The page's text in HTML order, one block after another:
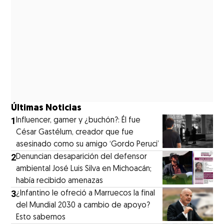
Últimas Noticias
1Influencer, gamer y ¿buchón?: Él fue
César Gastélum, creador que fue
asesinado como su amigo ‘Gordo Peruci’
2Denuncian desaparición del defensor
ambiental José Luis Silva en Michoacán;
había recibido amenazas
3¿Infantino le ofreció a Marruecos la final
del Mundial 2030 a cambio de apoyo?
Esto sabemos